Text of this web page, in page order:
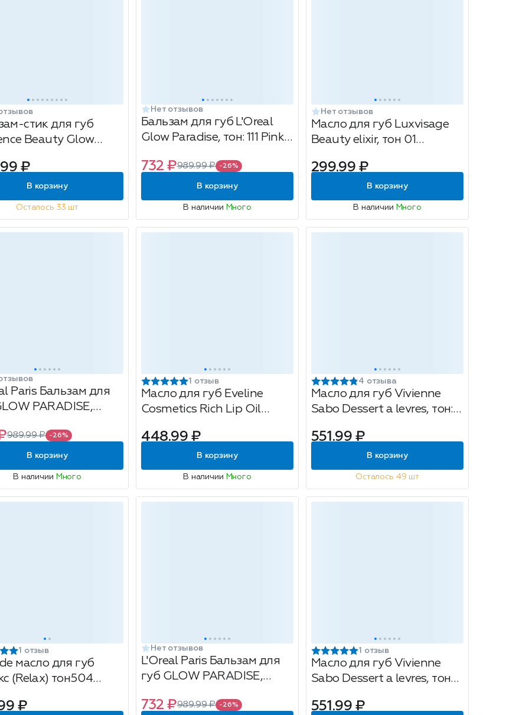
стик для губ
Beauty Glow
₽
В корзину
Осталось 33 шт
Нет отзывов
Бальзам для губ L'Oreal
Glow Paradise, тон: 111 Pink
732 ₽989.99 ₽ -26%
В корзину
В наличии Много
Нет отзывов
Масло для губ Luxvisage
Beauty elixir, тон 01
299.99 ₽
В корзину
В наличии Много
Paris Бальзам для
PARADISE,
989.99 ₽ -26%
В корзину
В наличии Много
1 отзыв
Масло для губ Eveline
Cosmetics Rich Lip Oil
448.99 ₽
В корзину
В наличии Много
4 отзыва
Масло для губ Vivienne
Sabo Dessert a levres, тон:
551.99 ₽
В корзину
Осталось 49 шт
1 отзыв
масло для губ
(Relax) тон504
₽
Нет отзывов
L'Oreal Paris Бальзам для
губ GLOW PARADISE,
рай
732 ₽989.99 ₽ -26%
1 отзыв
Масло для губ Vivienne
Sabo Dessert a levres, тон
551.99 ₽